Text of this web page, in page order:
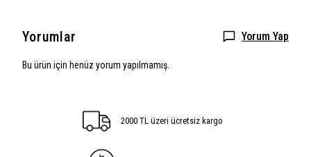
Yorumlar Yorum Yap
Bu ürün için henüz yorum yapılmamış.
2000 TL üzeri ücretsiz kargo